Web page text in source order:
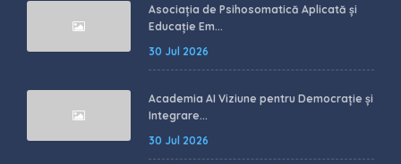
Asociația de Psihosomatică Aplicată și
Educație Em...
30 Jul 2026
Academia AI Viziune pentru Democrație și
Integrare...
30 Jul 2026